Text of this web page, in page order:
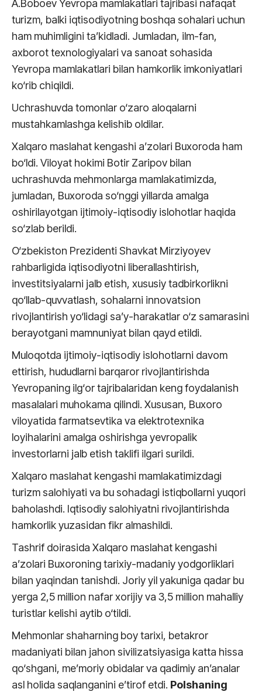
A.Boboev Yevropa mamlakatlari tajribasi nafaqat
turizm, balki iqtisodiyotning boshqa sohalari uchun
ham muhimligini ta’kidladi. Jumladan, ilm-fan,
axborot texnologiyalari va sanoat sohasida
Yevropa mamlakatlari bilan hamkorlik imkoniyatlari
ko‘rib chiqildi.
Uchrashuvda tomonlar o‘zaro aloqalarni
mustahkamlashga kelishib oldilar.
Xalqaro maslahat kengashi a’zolari Buxoroda ham
bo‘ldi. Viloyat hokimi Botir Zaripov bilan
uchrashuvda mehmonlarga mamlakatimizda,
jumladan, Buxoroda so‘nggi yillarda amalga
oshirilayotgan ijtimoiy-iqtisodiy islohotlar haqida
so‘zlab berildi.
O‘zbekiston Prezidenti Shavkat Mirziyoyev
rahbarligida iqtisodiyotni liberallashtirish,
investitsiyalarni jalb etish, xususiy tadbirkorlikni
qo‘llab-quvvatlash, sohalarni innovatsion
rivojlantirish yo‘lidagi sa’y-harakatlar o‘z samarasini
berayotgani mamnuniyat bilan qayd etildi.
Muloqotda ijtimoiy-iqtisodiy islohotlarni davom
ettirish, hududlarni barqaror rivojlantirishda
Yevropaning ilg‘or tajribalaridan keng foydalanish
masalalari muhokama qilindi. Xususan, Buxoro
viloyatida farmatsevtika va elektrotexnika
loyihalarini amalga oshirishga yevropalik
investorlarni jalb etish taklifi ilgari surildi.
Xalqaro maslahat kengashi mamlakatimizdagi
turizm salohiyati va bu sohadagi istiqbollarni yuqori
baholashdi. Iqtisodiy salohiyatni rivojlantirishda
hamkorlik yuzasidan fikr almashildi.
Tashrif doirasida Xalqaro maslahat kengashi
a’zolari Buxoroning tarixiy-madaniy yodgorliklari
bilan yaqindan tanishdi. Joriy yil yakuniga qadar bu
yerga 2,5 million nafar xorijiy va 3,5 million mahalliy
turistlar kelishi aytib o‘tildi.
Mehmonlar shaharning boy tarixi, betakror
madaniyati bilan jahon sivilizatsiyasiga katta hissa
qo‘shgani, me’moriy obidalar va qadimiy an’analar
asl holida saqlanganini e’tirof etdi. Polshaning